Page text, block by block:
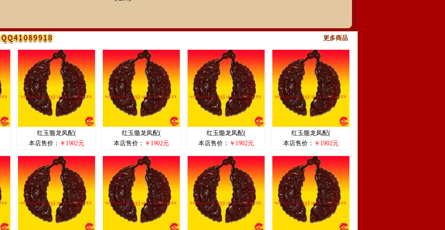
更多商品
红玉髓龙凤配(
本店售价： ￥1902元
红玉髓龙凤配(
本店售价： ￥1902元
红玉髓龙凤配(
本店售价： ￥1902元
红玉髓龙凤配(
本店售价： ￥1902元